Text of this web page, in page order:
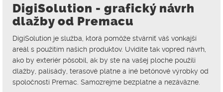
DigiSolution - grafický návrh
dlažby od Premacu
DigiSolution je služba, ktorá pomôže stvárniť váš vonkajší
areál s použitím našich produktov. Uvidíte tak vopred návrh,
ako by exteriér pôsobil, ak by ste na vašej ploche použili
dlažby, palisády, terasové platne a iné betónové výrobky od
spoločnosti Premac. Samozrejme bezplatne a nezáväzne.